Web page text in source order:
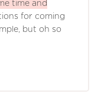
time and
for coming
but oh so